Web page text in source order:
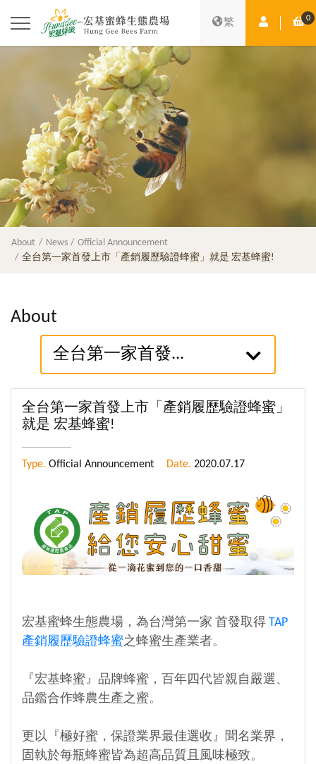
繁 Member 0
About News
Official Announcement
全台第一家首發上市「產銷履歷驗證蜂蜜」就是 宏基蜂蜜!
About
全台第一家首發...
全台第一家首發上市「產銷履歷驗證蜂蜜」
就是 宏基蜂蜜!
Type. Official Announcement Date. 2020.07.17
宏基蜜蜂生態農場，為台灣第一家 首發取得 TAP
產銷履歷驗證蜂蜜之蜂蜜生產業者。
『宏基蜂蜜』品牌蜂蜜，百年四代皆親自嚴選、
品鑑合作蜂農生產之蜜。
更以『極好蜜，保證業界最佳選收』聞名業界，
固執於每瓶蜂蜜皆為超高品質且風味極致。